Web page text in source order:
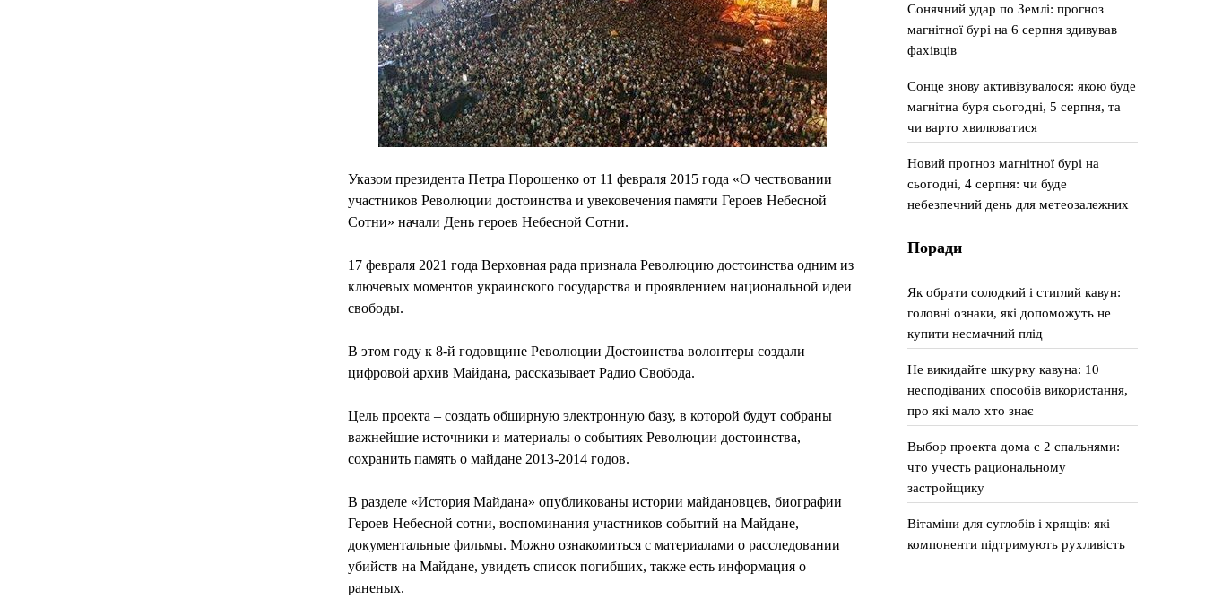
Указом президента Петра Порошенко от 11 февраля 2015 года «О чествовании
участников Революции достоинства и увековечения памяти Героев Небесной
Сотни» начали День героев Небесной Сотни.
17 февраля 2021 года Верховная рада признала Революцию достоинства одним из
ключевых моментов украинского государства и проявлением национальной идеи
свободы.
В этом году к 8-й годовщине Революции Достоинства волонтеры создали
цифровой архив Майдана, рассказывает Радио Свобода.
Цель проекта ‒ создать обширную электронную базу, в которой будут собраны
важнейшие источники и материалы о событиях Революции достоинства,
сохранить память о майдане 2013-2014 годов.
В разделе «История Майдана» опубликованы истории майдановцев, биографии
Героев Небесной сотни, воспоминания участников событий на Майдане,
документальные фильмы. Можно ознакомиться с материалами о расследовании
убийств на Майдане, увидеть список погибших, также есть информация о
раненых.
Сонячний удар по Землі: прогноз
магнітної бурі на 6 серпня здивував
фахівців
Сонце знову активізувалося: якою буде
магнітна буря сьогодні, 5 серпня, та
чи варто хвилюватися
Новий прогноз магнітної бурі на
сьогодні, 4 серпня: чи буде
небезпечний день для метеозалежних
Поради
Як обрати солодкий і стиглий кавун:
головні ознаки, які допоможуть не
купити несмачний плід
Не викидайте шкурку кавуна: 10
несподіваних способів використання,
про які мало хто знає
Выбор проекта дома с 2 спальнями:
что учесть рациональному
застройщику
Вітаміни для суглобів і хрящів: які
компоненти підтримують рухливість